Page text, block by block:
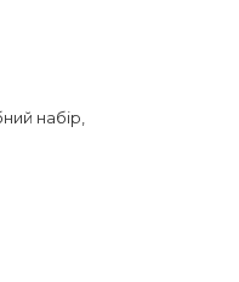
набір,